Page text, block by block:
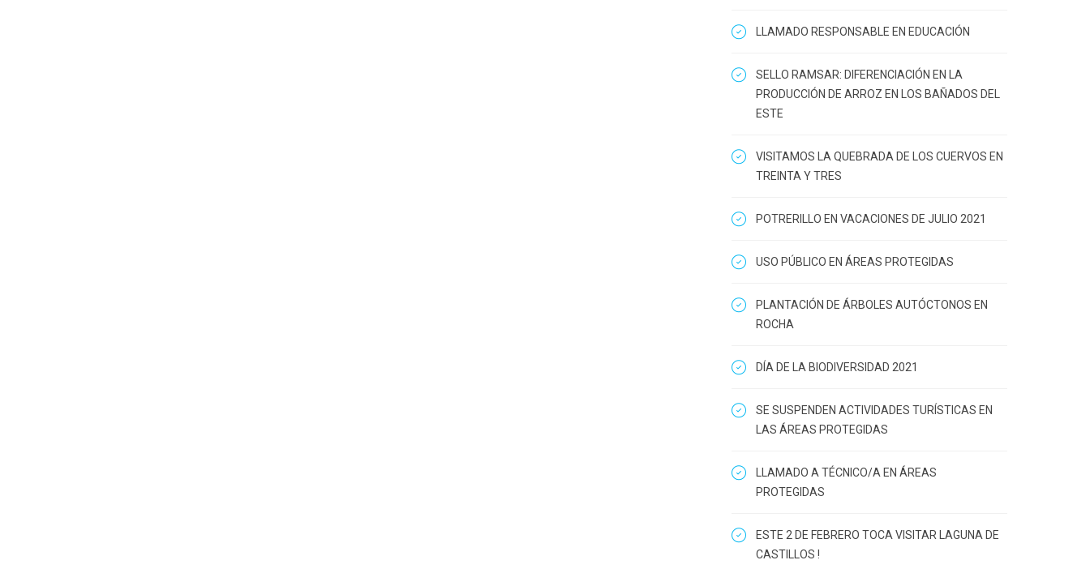
LLAMADO RESPONSABLE EN EDUCACIÓN
SELLO RAMSAR: DIFERENCIACIÓN EN LA
PRODUCCIÓN DE ARROZ EN LOS BAÑADOS DEL
ESTE
VISITAMOS LA QUEBRADA DE LOS CUERVOS EN
TREINTA Y TRES
POTRERILLO EN VACACIONES DE JULIO 2021
USO PÚBLICO EN ÁREAS PROTEGIDAS
PLANTACIÓN DE ÁRBOLES AUTÓCTONOS EN
ROCHA
DÍA DE LA BIODIVERSIDAD 2021
SE SUSPENDEN ACTIVIDADES TURÍSTICAS EN
LAS ÁREAS PROTEGIDAS
LLAMADO A TÉCNICO/A EN ÁREAS
PROTEGIDAS
ESTE 2 DE FEBRERO TOCA VISITAR LAGUNA DE
CASTILLOS !